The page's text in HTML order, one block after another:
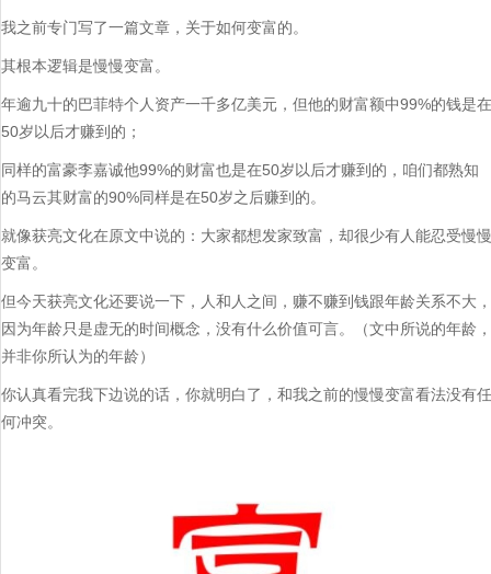
我之前专门写了一篇文章，关于如何变富的。
其根本逻辑是慢慢变富。
年逾九十的巴菲特个人资产一千多亿美元，但他的财富额中99%的钱是在
50岁以后才赚到的；
同样的富豪李嘉诚他99%的财富也是在50岁以后才赚到的，咱们都熟知
的马云其财富的90%同样是在50岁之后赚到的。
就像获亮文化在原文中说的：大家都想发家致富，却很少有人能忍受慢慢
变富。
但今天获亮文化还要说一下，人和人之间，赚不赚到钱跟年龄关系不大，
因为年龄只是虚无的时间概念，没有什么价值可言。（文中所说的年龄，
并非你所认为的年龄）
你认真看完我下边说的话，你就明白了，和我之前的慢慢变富看法没有任
何冲突。